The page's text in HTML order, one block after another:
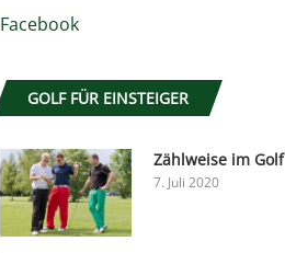
Facebook
GOLF FÜR EINSTEIGER
Zählweise im Golf
7. Juli 2020